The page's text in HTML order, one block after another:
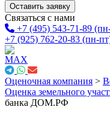
Оставить заявку
Связаться с нами
+7 (495) 543-71-89
+7 (925) 762-20-83 (пн-
Оценочная компания >
Оценка земельного
банка ДОМ.РФ